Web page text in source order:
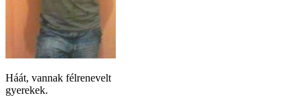
Háát, vannak félrenevelt
gyerekek.